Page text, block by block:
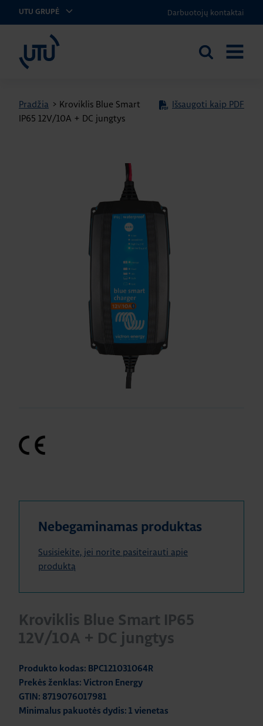
UTU GRUPĖ Darbuotojų kontaktai
UTU Lithuania
Ieškoti
Pradžia > Kroviklis Blue Smart
IP65 12V/10A + DC jungtys
Išsaugoti kaip PDF
Nebegaminamas produktas
Susisiekite, jei norite pasiteirauti apie
produktą
Kroviklis Blue Smart IP65
12V/10A + DC jungtys
Produkto kodas: BPC121031064R
Prekės ženklas: Victron Energy
GTIN: 8719076017981
Minimalus pakuotės dydis: 1 vienetas